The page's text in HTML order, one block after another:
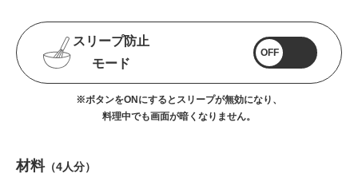
スリープ防止
モード
OFF
※ボタンをONにするとスリープが無効になり、
料理中でも画面が暗くなりません。
材料（4人分）